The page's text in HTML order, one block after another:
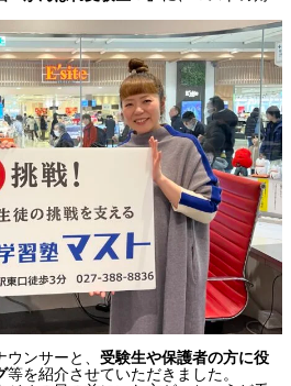
ンサーと、 受験生や保護者の方に役
等を紹介させていただきました。